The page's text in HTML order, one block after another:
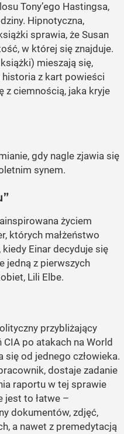
Tony’ego Hastingsa,
Hipnotyczna,
sprawia, że Susan
w której się znajduje.
mieszają się,
historia z kart powieści
z ciemnością, jaka kryje
gdy nagle zjawia się
synem.
życiem
których małżeństwo
Einar decyduje się
jedną z pierwszych
Lili Elbe.
przybliżający
po atakach na World
się od jednego człowieka.
dostaje zadanie
raportu w tej sprawie
jest to łatwe –
dokumentów, zdjęć,
a nawet z premedytacją